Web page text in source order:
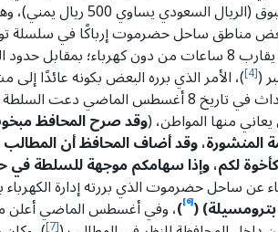
الريال اليمني مقابل
مناطق ساحل حضرموت إرباكًا في سلسلة
زيادة معاناة الناس حيث وصلت نسبة انقطاع الكهرباء ما
(
[4] )، الأمر الذي برره البعض بكونه عائدًا
للتقطعات القبلية في منطقة بترو مسيلة، وعند
منها المواطن، (وقد صرح المحافظ
وقد أضاف المحافظ أن
لكم، وإذا سهامكم موجهة للسلطة في
حضرموت الذي بررته إدارة الكهرباء
(
[6]
)، وفي أغسطس الماضي أعلن
[7]